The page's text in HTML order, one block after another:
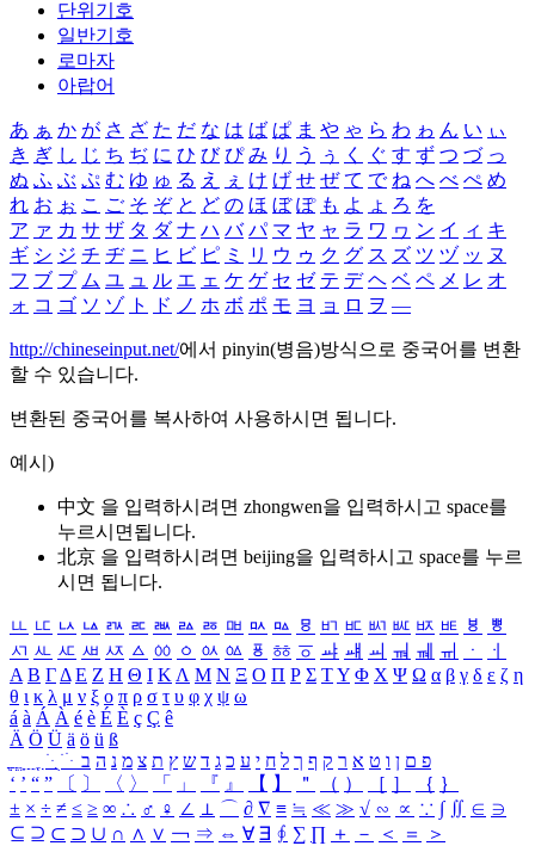
단위기호
일반기호
로마자
아랍어
あ ぁ か が さ ざ た だ な は ば ぱ ま や ゃ ら わ ゎ ん い ぃ
き ぎ し じ ち ぢ に ひ び ぴ み り う ぅ く ぐ す ず つ づ っ
ぬ ふ ぶ ぷ む ゆ ゅ る え ぇ け げ せ ぜ て で ね へ べ ぺ め
れ お ぉ こ ご そ ぞ と ど の ほ ぼ ぽ も よ ょ ろ を
ア ァ カ サ ザ タ ダ ナ ハ バ パ マ ヤ ャ ラ ワ ヮ ン イ ィ キ
ギ シ ジ チ ヂ ニ ヒ ビ ピ ミ リ ウ ゥ ク グ ス ズ ツ ヅ ッ ヌ
フ ブ プ ム ユ ュ ル エ ェ ケ ゲ セ ゼ テ デ ヘ ベ ペ メ レ オ
ォ コ ゴ ソ ゾ ト ド ノ ホ ボ ポ モ ヨ ョ ロ ヲ ―
http://chineseinput.net/에서 pinyin(병음)방식으로 중국어를 변환
할 수 있습니다.
변환된 중국어를 복사하여 사용하시면 됩니다.
예시)
中文 을 입력하시려면 zhongwen을 입력하시고 space를
누르시면됩니다.
北京 을 입력하시려면 beijing을 입력하시고 space를 누르
시면 됩니다.
ㅥ ㅦ ㅧ ㅨ ㅩ ㅪ ㅫ ㅬ ㅭ ㅮ ㅯ ㅰ ㅱ ㅲ ㅳ ㅴ ㅵ ㅶ ㅷ ㅸ
ㅹ
ㅺ ㅻ ㅼ ㅽ ㅾ ㅿ ㆀ ㆁ ㆂ ㆃ ㆄ ㆅ ㆆ ㆇ ㆈ ㆉ ㆊ ㆋ ㆌ ㆍ
ㆎ
Α Β ΓΔ Ε Ζ Η Θ Ι ΚΛ Μ Ν Ξ Ο Π Ρ Σ ΤΥ Φ Χ Ψ Ω α β γ δ ε ζ η
θ ι κ λ μ ν ξ ο π ρ σ τ υ φ χ ψ ω
á à Á À é è É È ç Ç ê
Ä Ö Ü ä ö ü ß
ִֶֹ ֻּ ׁׂ פ ם ן ו ט א ר ק ף ך ל ח י ע כ ג ד ש ץ ת צ מ נ ה ב
‘ ’ “ ” 〔 〕 〈 〉 「 」 『 』 【 】 ＂ （ ） ［ ］ ｛ ｝
± × ÷ ≠ ≤ ≥ ∞ ∴ ♂ ♀ ∠ ⊥ ⌒ ∂ ∇ ≡ ≒ ≪ ≫ √ ∽ ∝ ∵ ∫ ∬ ∈ ∋
⊆ ⊇ ⊂ ⊃ ∪ ∩ ∧ ∨ ￢ ⇒ ⇔ ∀ ∃ ∮ ∑ ∏ ＋ － ＜ ＝
＞